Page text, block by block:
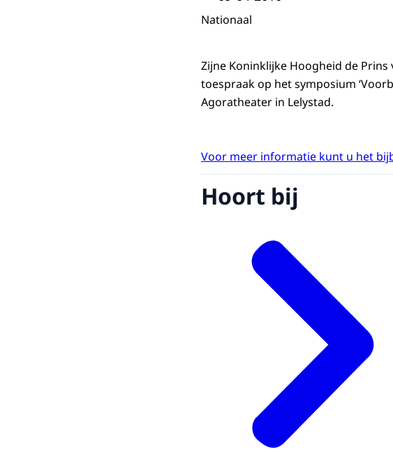
Nationaal
Zijne Koninklijke Hoogheid de
toespraak op het symposium
Agoratheater in Lelystad.
Voor meer informatie kunt u het
Hoort bij